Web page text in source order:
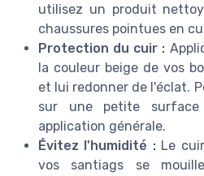
utilisez un produit
chaussures pointues en
Protection du cuir :
la couleur beige de vos
et lui redonner de l'éclat.
sur une petite
application générale.
Évitez l'humidité :Le cuir
vos santiags se